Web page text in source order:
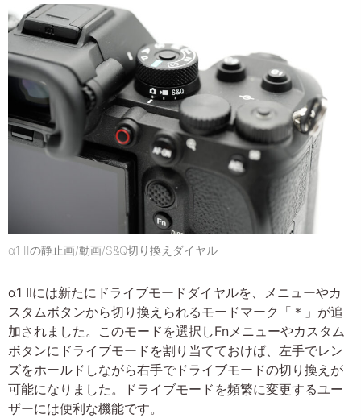
α1 IIの静止画/動画/S&Q切り換えダイヤル
α1 IIには新たにドライブモードダイヤルを、メニューやカ
スタムボタンから切り換えられるモードマーク「＊」が追
加されました。このモードを選択しFnメニューやカスタム
ボタンにドライブモードを割り当てておけば、左手でレン
ズをホールドしながら右手でドライブモードの切り換えが
可能になりました。ドライブモードを頻繁に変更するユー
ザーには便利な機能です。